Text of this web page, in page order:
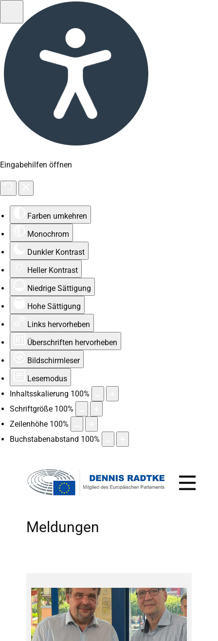
Eingabehilfen öffnen
Farben umkehren
Monochrom
Dunkler Kontrast
Heller Kontrast
Niedrige Sättigung
Hohe Sättigung
Links hervorheben
Überschriften hervorheben
Bildschirmleser
Lesemodus
Inhaltsskalierung 100%
Schriftgröße 100%
Zeilenhöhe 100%
Buchstabenabstand 100%
Meldungen